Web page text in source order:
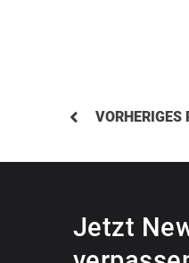
VORHERIGES
Jetzt